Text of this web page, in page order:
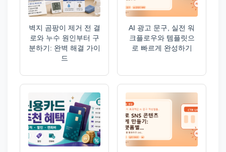
벽지 곰팡이 제거 전 결
로와 누수 원인부터 구
분하기: 완벽 해결 가이
드
AI 광고 문구, 실전 워
크플로우와 템플릿으
로 빠르게 완성하기